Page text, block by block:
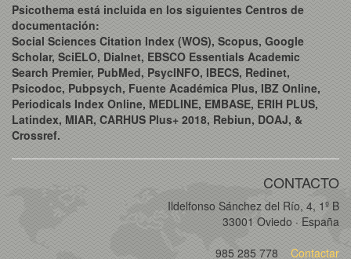
Psicothema está incluida en los siguientes Centros de
documentación:
Social Sciences Citation Index (WOS), Scopus, Google
Scholar, SciELO, Dialnet, EBSCO Essentials Academic
Search Premier, PubMed, PsycINFO, IBECS, Redinet,
Psicodoc, Pubpsych, Fuente Académica Plus, IBZ Online,
Periodicals Index Online, MEDLINE, EMBASE, ERIH PLUS,
Latindex, MIAR, CARHUS Plus+ 2018, Rebiun, DOAJ, &
Crossref.
CONTACTO
Ildelfonso Sánchez del Río, 4, 1º B
33001 Oviedo · España
985 285 778
Contactar